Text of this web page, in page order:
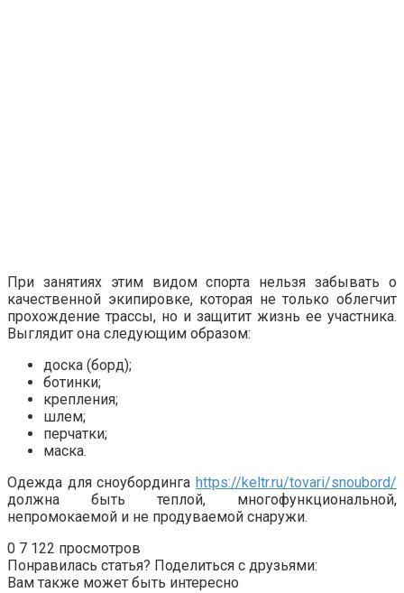
При занятиях этим видом спорта нельзя забывать о
качественной экипировке, которая не только облегчит
прохождение трассы, но и защитит жизнь ее участника.
Выглядит она следующим образом:
доска (борд);
ботинки;
крепления;
шлем;
перчатки;
маска.
Одежда для сноубординга https://keltr.ru/tovari/snoubord/
должна быть теплой, многофункциональной,
непромокаемой и не продуваемой снаружи.
0 7 122 просмотров
Понравилась статья? Поделиться с друзьями:
Вам также может быть интересно